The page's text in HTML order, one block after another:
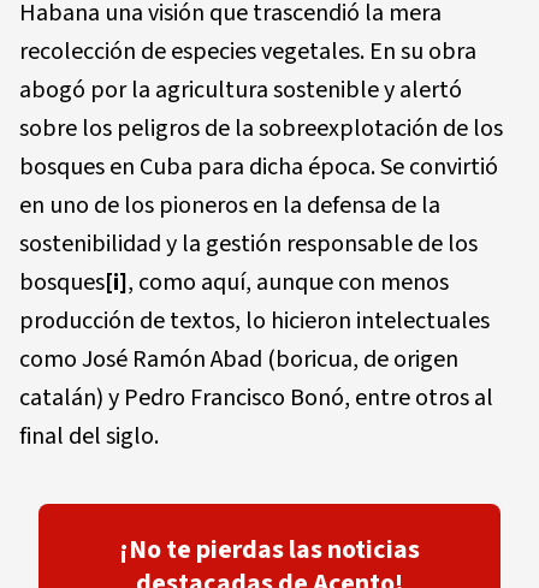
Habana una visión que trascendió la mera
recolección de especies vegetales. En su obra
abogó por la agricultura sostenible y alertó
sobre los peligros de la sobreexplotación de los
bosques en Cuba para dicha época. Se convirtió
en uno de los pioneros en la defensa de la
sostenibilidad y la gestión responsable de los
bosques[i], como aquí, aunque con menos
producción de textos, lo hicieron intelectuales
como José Ramón Abad (boricua, de origen
catalán) y Pedro Francisco Bonó, entre otros al
final del siglo.
¡No te pierdas las noticias